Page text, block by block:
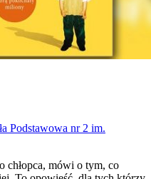
Podstawowa nr 2 im.
chłopca, mówi o tym, co